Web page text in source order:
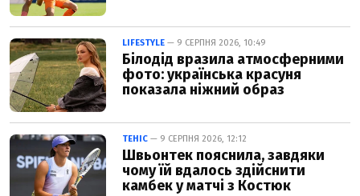
LIFESTYLE — 9 СЕРПНЯ 2026, 10:49
Білодід вразила атмосферними
фото: українська красуня
показала ніжний образ
ТЕНІС — 9 СЕРПНЯ 2026, 12:12
Швьонтек пояснила, завдяки
чому їй вдалось здійснити
камбек у матчі з Костюк